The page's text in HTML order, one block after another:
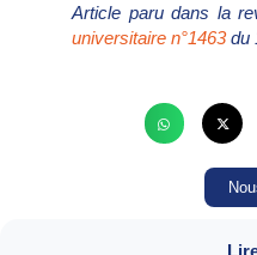
Article paru dans la
universitaire n°1463du